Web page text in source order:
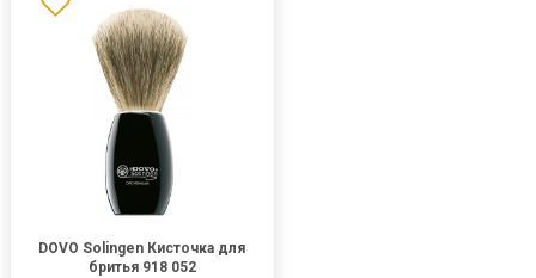
DOVO Solingen Кисточка для
бритья 918 052